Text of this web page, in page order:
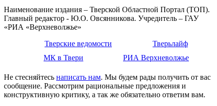
Наименование издания – Тверской Областной Портал (ТОП).
Главный редактор - Ю.О. Овсянникова. Учредитель – ГАУ
«РИА «Верхневолжье»
Тверские ведомости
Тверьлайф
МК в Твери
РИА Верхневолжье
Не стесняйтесь написать нам. Мы будем рады получить от вас
сообщение. Рассмотрим рациональные предложения и
конструктивную критику, а так же обязательно ответим вам.